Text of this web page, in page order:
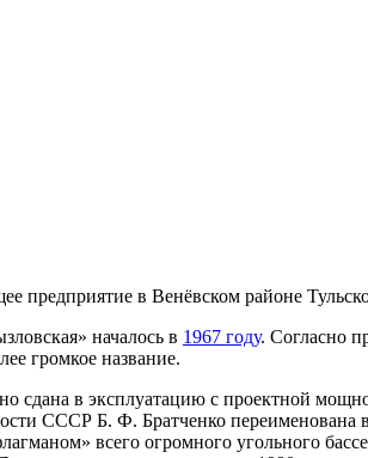
предприятие в Венёвском районе
началось в 1967 году. Согласно
громкое название.
сдана в эксплуатацию с проектной
СССР Б. Ф. Братченко переименована
всего огромного угольного